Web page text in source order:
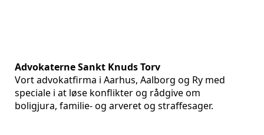
Advokaterne Sankt Knuds Torv
Vort advokatfirma i Aarhus, Aalborg og Ry med
speciale i at løse konflikter og rådgive om
boligjura, familie- og arveret og straffesager.